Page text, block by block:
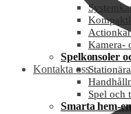
Kontakta oss
Kamera-
Spelkonsoler
Spel och
Smarta hem-